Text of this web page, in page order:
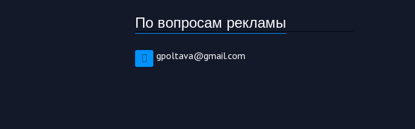
По вопросам рекламы
gpoltava@gmail.com